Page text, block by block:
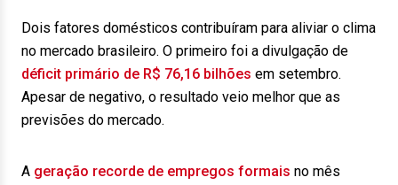
Dois fatores domésticos contribuíram para aliviar o clima
no mercado brasileiro. O primeiro foi a divulgação de
déficit primário de R$ 76,16 bilhões em setembro.
Apesar de negativo, o resultado veio melhor que as
previsões do mercado.
A geração recorde de empregos formais no mês